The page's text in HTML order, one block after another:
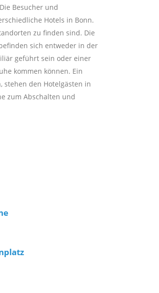
Besucher und
Hotels in Bonn.
zu finden sind. Die
sich entweder in der
geführt sein oder einer
kommen können. Ein
stehen den Hotelgästen in
zum Abschalten und